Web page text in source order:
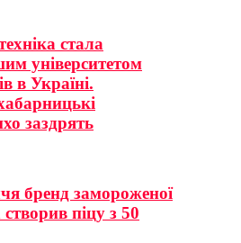
стала
університетом
в Україні.
заздрять
бренд замороженої
піцу з 50